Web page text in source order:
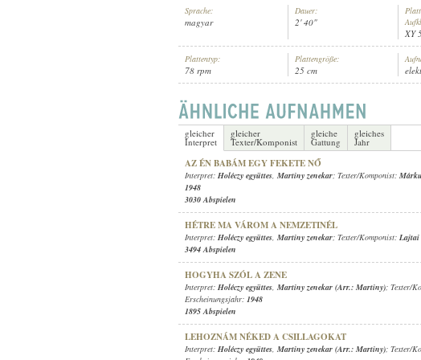
Sprache:
magyar
Dauer:
2' 40"
XY
Plattentyp:
78 rpm
Plattengröße:
25 cm
gleicher
Interpret
gleicher
Texter/Komponist
gleiche
Gattung
gleiches
Jahr
AZ ÉN BABÁM EGY FEKETE NŐ
Interpret: Holéczy együttes, Martiny zenekar; Texter/Komponist:
1948
3030 Abspielen
HÉTRE MA VÁROM A NEMZETINÉL
Interpret: Holéczy együttes, Martiny zenekar; Texter/Komponist: Lajtai
3494 Abspielen
HOGYHA SZÓL A ZENE
Interpret: Holéczy együttes, Martiny zenekar (Arr.: Martiny); Texter/
Erscheinungsjahr: 1948
1895 Abspielen
LEHOZNÁM NÉKED A CSILLAGOKAT
Interpret: Holéczy együttes, Martiny zenekar (Arr.: Martiny); Texter/